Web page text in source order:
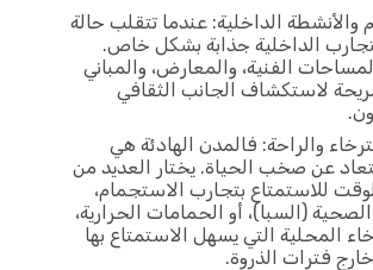
الداخلية: عندما تتقلب حالة
الداخلية جذابة بشكل خاص.
الفنية، والمعارض، والمباني
لاستكشاف الجانب الثقافي
والراحة: فالمدن الهادئة هي
عن صخب الحياة. يختار العديد من
للاستمتاع بتجارب الاستجمام،
(السبا)، أو الحمامات الحرارية،
المحلية التي يسهل الاستمتاع بها
فترات الذروة.